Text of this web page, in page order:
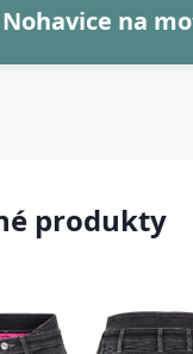
na
produkty